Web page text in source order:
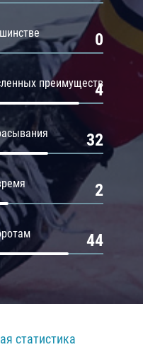
0
преимуществ
4
32
2
44
статистика